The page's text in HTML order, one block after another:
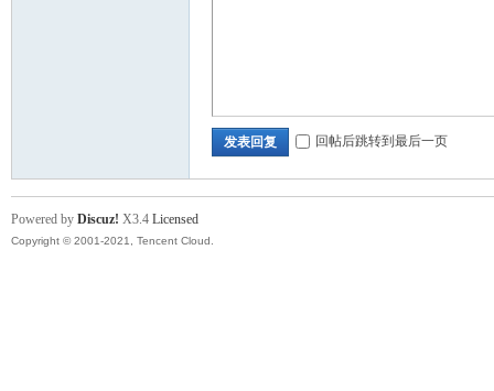
发表回复 回帖后跳转到最后一页
Powered by Discuz! X3.4 Licensed
Copyright © 2001-2021, Tencent Cloud.